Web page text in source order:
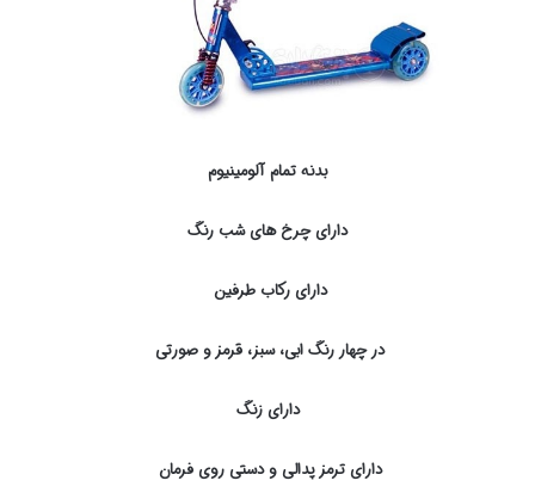
بدنه تمام آلومینیوم
دارای چرخ های شب رنگ
دارای رکاب طرفین
در چهار رنگ ابی، سبز، قرمز و صورتی
دارای زنگ
دارای ترمز پدالی و دستی روی فرمان